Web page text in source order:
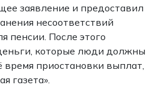
заявление и предоставил
несоответствий
пенсии. После этого
которые люди должны
время приостановки выплат,
газета».